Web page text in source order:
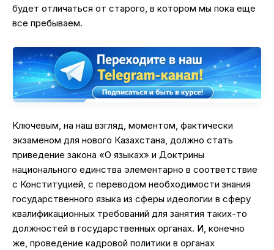
будет отличаться от старого, в котором мы пока еще
все пребываем.
Ключевым, на наш взгляд, моментом, фактически
экзаменом для нового Казахстана, должно стать
приведение закона «О языках» и Доктрины
национального единства элементарно в соответствие
с Конституцией, с переводом необходимости знания
государственного языка из сферы идеологии в сферу
квалификационных требований для занятия таких-то
должностей в государственных органах. И, конечно
же, проведение кадровой политики в органах